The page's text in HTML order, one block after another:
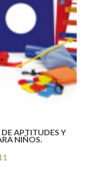
APTITUDES Y
NIÑOS.